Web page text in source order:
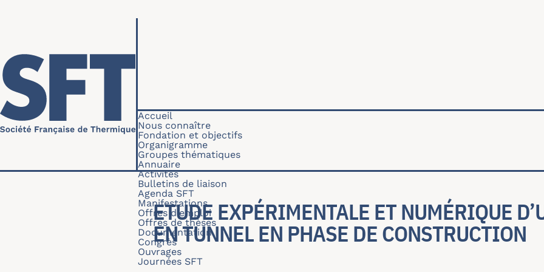
Navigation principale
Accueil
Nous connaître
Fondation et objectifs
Organigramme
Groupes thématiques
Annuaire
Activités
Bulletins de liaison
Agenda SFT
Manifestations
Offres d'emploi
Offres de thèses
Documentation
Congrès
Ouvrages
Journées SFT
ETUDE EXPÉRIMENTALE ET NUMÉRIQUE
EN TUNNEL EN PHASE DE CONSTRUCTION